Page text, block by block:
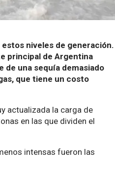
niveles de generación.
principal de Argentina
de una sequía demasiado
que tiene un costo
actualizada la carga de
en las que dividen el
intensas fueron las